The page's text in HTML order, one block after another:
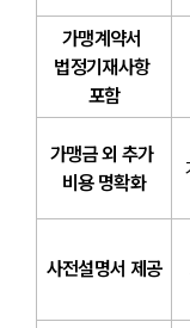
가맹계약서
법정기재사항
포함
가맹금 외 추가
비용 명확화
사전설명서 제공